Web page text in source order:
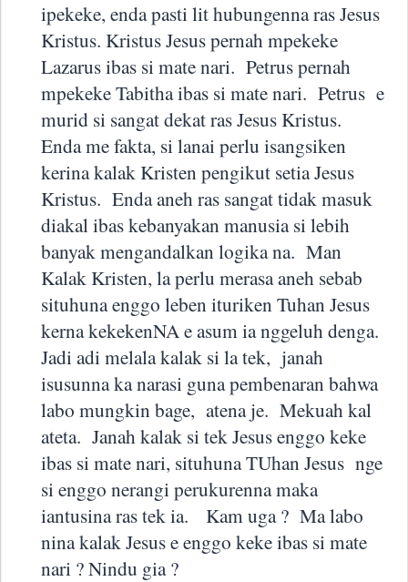
ipekeke, enda pasti lit hubungenna ras Jesus
Kristus. Kristus Jesus pernah mpekeke
Lazarus ibas si mate nari. Petrus pernah
mpekeke Tabitha ibas si mate nari. Petrus e
murid si sangat dekat ras Jesus Kristus.
Enda me fakta, si lanai perlu isangsiken
kerina kalak Kristen pengikut setia Jesus
Kristus. Enda aneh ras sangat tidak masuk
diakal ibas kebanyakan manusia si lebih
banyak mengandalkan logika na. Man
Kalak Kristen, la perlu merasa aneh sebab
situhuna enggo leben ituriken Tuhan Jesus
kerna kekekenNA e asum ia nggeluh denga.
Jadi adi melala kalak si la tek, janah
isusunna ka narasi guna pembenaran bahwa
labo mungkin bage, atena je. Mekuah kal
ateta. Janah kalak si tek Jesus enggo keke
ibas si mate nari, situhuna TUhan Jesus nge
si enggo nerangi perukurenna maka
iantusina ras tek ia.
Kam uga ? Ma labo
nina kalak Jesus e enggo keke ibas si mate
nari ? Nindu gia ?